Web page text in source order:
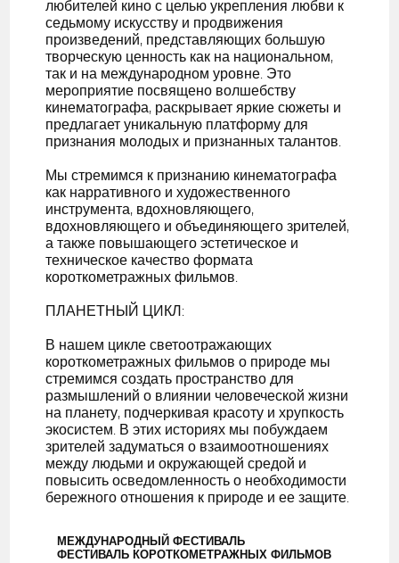
любителей кино с целью укрепления любви к
седьмому искусству и продвижения
произведений, представляющих большую
творческую ценность как на национальном,
так и на международном уровне. Это
мероприятие посвящено волшебству
кинематографа, раскрывает яркие сюжеты и
предлагает уникальную платформу для
признания молодых и признанных талантов.
Мы стремимся к признанию кинематографа
как нарративного и художественного
инструмента, вдохновляющего,
вдохновляющего и объединяющего зрителей,
а также повышающего эстетическое и
техническое качество формата
короткометражных фильмов.
ПЛАНЕТНЫЙ ЦИКЛ:
В нашем цикле светоотражающих
короткометражных фильмов о природе мы
стремимся создать пространство для
размышлений о влиянии человеческой жизни
на планету, подчеркивая красоту и хрупкость
экосистем. В этих историях мы побуждаем
зрителей задуматься о взаимоотношениях
между людьми и окружающей средой и
повысить осведомленность о необходимости
бережного отношения к природе и ее защите.
МЕЖДУНАРОДНЫЙ ФЕСТИВАЛЬ
ФЕСТИВАЛЬ КОРОТКОМЕТРАЖНЫХ ФИЛЬМОВ